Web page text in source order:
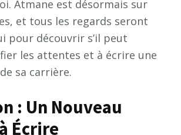
Atmane est désormais sur
et tous les regards seront
pour découvrir s’il peut
les attentes et à écrire une
sa carrière.
: Un Nouveau
Écrire